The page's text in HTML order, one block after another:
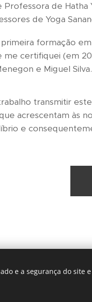
de Hatha
de Yoga
primeira formação
certifiquei (em
e Miguel
transmitir
acrescentam às
e
e a segurança do site